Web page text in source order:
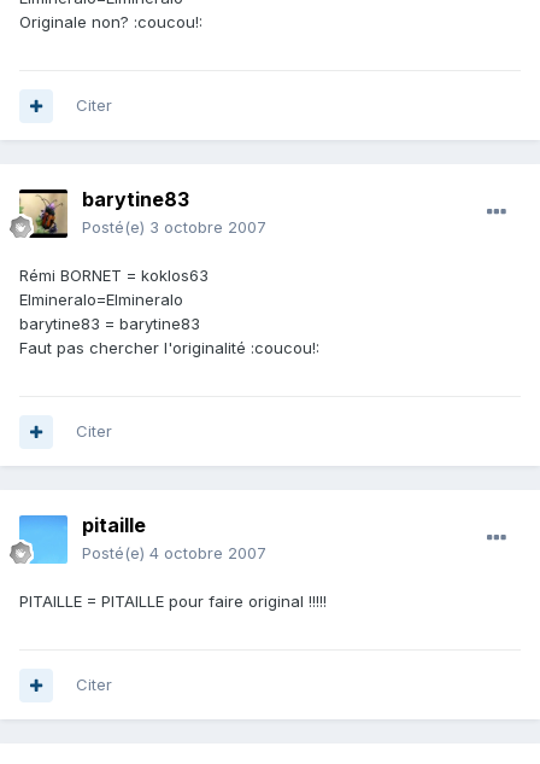
Originale non? :coucou!:
Citer
barytine83
Posté(e) 3 octobre 2007
Rémi BORNET = koklos63
Elmineralo=Elmineralo
barytine83 = barytine83
Faut pas chercher l'originalité :coucou!:
Citer
pitaille
Posté(e) 4 octobre 2007
PITAILLE = PITAILLE pour faire original !!!!!
Citer